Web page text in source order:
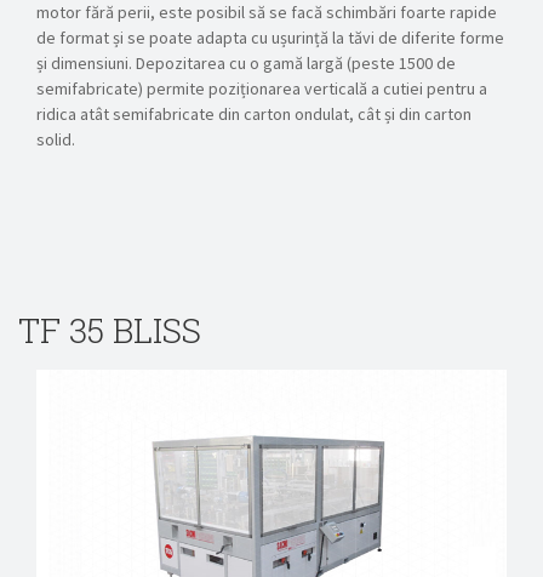
motor fără perii, este posibil să se facă schimbări foarte rapide
de format și se poate adapta cu ușurință la tăvi de diferite forme
și dimensiuni. Depozitarea cu o gamă largă (peste 1500 de
semifabricate) permite poziționarea verticală a cutiei pentru a
ridica atât semifabricate din carton ondulat, cât și din carton
solid.
TF 35 BLISS